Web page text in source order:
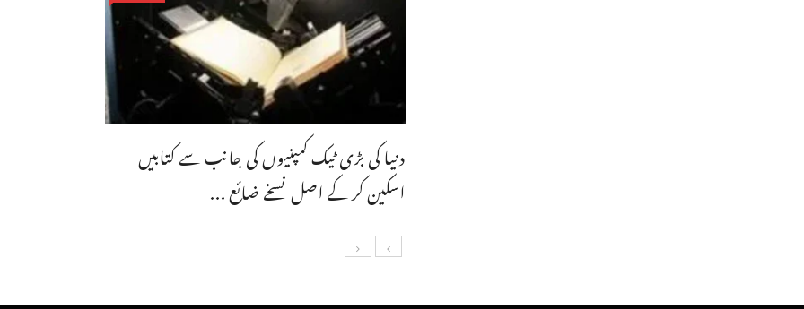
دنیا کی بڑی ٹیک کمپنیوں کی جانب سے کتابیں
اسکین کر کے اصل نسخے ضائع ...